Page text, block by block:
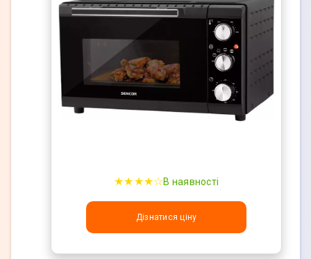
★★★★☆В наявності
Дізнатися ціну